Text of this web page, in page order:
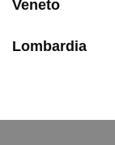
Veneto
Lombardia